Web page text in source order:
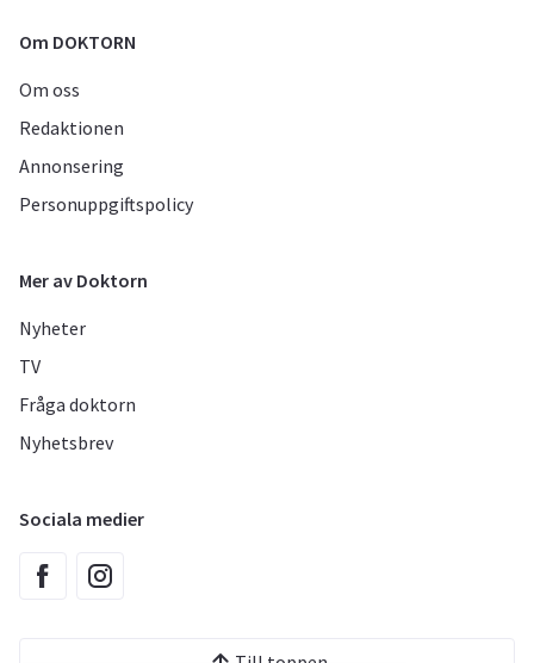
Om DOKTORN
Om oss
Redaktionen
Annonsering
Personuppgiftspolicy
Mer av Doktorn
Nyheter
TV
Fråga doktorn
Nyhetsbrev
Sociala medier